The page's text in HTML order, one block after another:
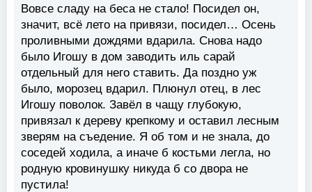
Вовсе сладу на беса не стало! Посидел он,
значит, всё лето на привязи, посидел… Осень
проливными дождями вдарила. Снова надо
было Игошу в дом заводить иль сарай
отдельный для него ставить. Да поздно уж
было, морозец вдарил. Плюнул отец, в лес
Игошу поволок. Завёл в чащу глубокую,
привязал к дереву крепкому и оставил лесным
зверям на съедение. Я об том и не знала, до
соседей ходила, а иначе б костьми легла, но
родную кровинушку никуда б со двора не
пустила!